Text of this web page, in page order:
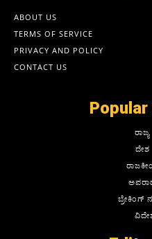
ABOUT US
TERMS OF SERVICE
PRIVACY AND POLICY
CONTACT US
ರಾಜ್ಯ
ದೇಶ
ಬ್ರೇಕಿಂಗ್